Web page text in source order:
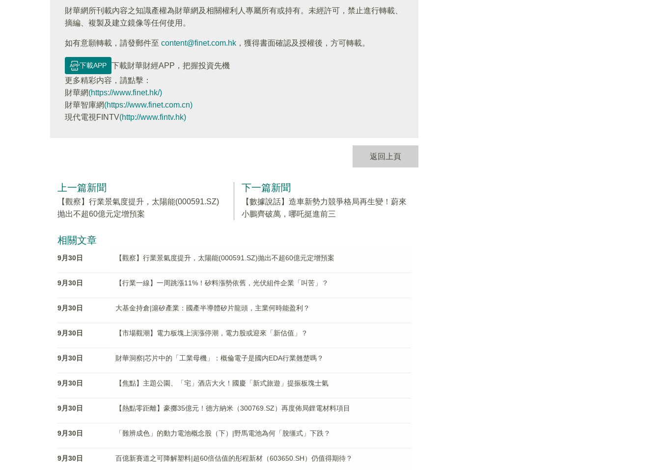
財華網所刊載內容之知識產權為財華網及相關權利人專屬所有或持有。未經許可，禁止進行轉載、
摘編、複製及建立鏡像等任何使用。
如有意願轉載，請發郵件至 content@finet.com.hk ，獲得書面確認及授權後，方可轉載。
下載APP
下載財華財經APP，把握投資先機
更多精彩内容，請點擊：
財華網(https://www.finet.hk/)
財華智庫網(https://www.finet.com.cn)
現代電視FINTV(http://www.fintv.hk)
返回上頁
上一篇新聞
【觀察】行業景氣度提升，太陽能(000591.SZ)
抛出不超60億元定增預案
下一篇新聞
【數據說話】造車新勢力競爭格局再生變！蔚來
小鵬齊破萬，哪吒挺進前三
相關文章
9月30日 【觀察】行業景氣度提升，太陽能(000591.SZ)抛出不超60億元定增預案
9月30日 【行業一線】一周跳漲11%！矽料漲勢依舊，光伏組件企業「叫苦」？
9月30日 大基金持倉|滬矽產業：國產半導體矽片龍頭，主業何時能盈利？
9月30日 【市場觀潮】電力板塊上演漲停潮，電力股或迎來「新估值」？
9月30日 財華洞察|芯片中的「工業母機」：概倫電子是國内EDA行業翹楚嗎？
9月30日 【焦點】主題公園、「宅」酒店大火！國慶「新式旅遊」提振板塊士氣
9月30日 【熱點零距離】豪擲35億元！德方納米（300769.SZ）再度佈局鋰電材料項目
9月30日 「難辨成色」的動力電池概念股（下）|野馬電池為何「脫缰式」下跌？
9月30日 百億新賽道之可降解塑料|超60倍估值的彤程新材（603650.SH）仍值得期待？